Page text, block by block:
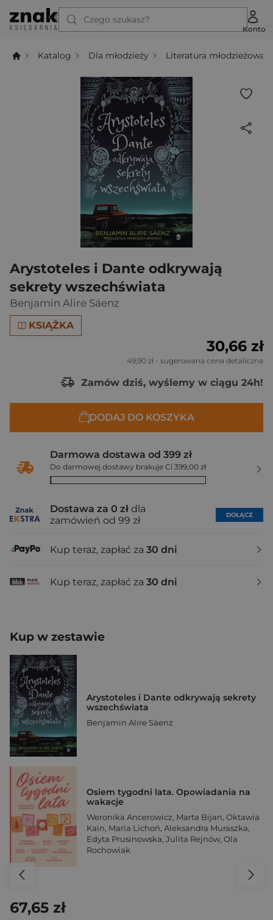
Czego szukasz?
Konto
Katalog Dla młodzieży Literatura młodzieżowa
Arystoteles i Dante odkrywają
sekrety wszechświata
Benjamin Alire Sáenz
KSIĄŻKA
30,66 zł
49,90 zł - sugerowana cena detaliczna
Zamów dziś, wyślemy w ciągu 24h!
DODAJ DO KOSZYKA
Darmowa dostawa od 399 zł
Do darmowej dostawy brakuje Ci 399,00 zł
Dostawa za 0 zł dla
zamówień od 99 zł
DOŁĄCZ
Kup teraz, zapłać za 30 dni
Kup teraz, zapłać za 30 dni
Kup w zestawie
Arystoteles i Dante odkrywają sekrety
wszechświata
Benjamin Alire Sáenz
Osiem tygodni lata. Opowiadania na
wakacje
Weronika Ancerowicz, Marta Bijan, Oktawia
Kain, Maria Lichoń, Aleksandra Muraszka,
Edyta Prusinowska, Julita Rejnów, Ola
Rochowiak
67,65 zł